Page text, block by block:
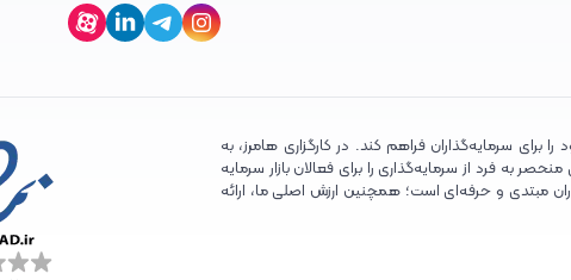
سرمایه‌گذاران فراهم کند. در کارگزاری هامرز، به
به فرد از سرمایه‌گذاری را برای فعالان بازار سرمایه
مبتدی و حرفه‌ای است؛ همچنین ارزش اصلی ما، ارائه